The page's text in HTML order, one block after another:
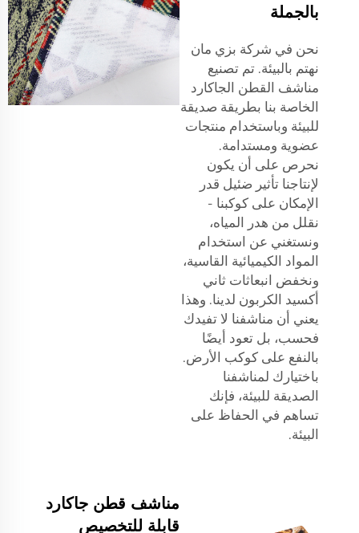
بالجملة
نحن في شركة بزي مان
نهتم بالبيئة. تم تصنيع
مناشف القطن الجاكارد
الخاصة بنا بطريقة صديقة
للبيئة وباستخدام منتجات
عضوية ومستدامة.
نحرص على أن يكون
لإنتاجنا تأثير ضئيل قدر
الإمكان على كوكبنا -
نقلل من هدر المياه،
ونستغني عن استخدام
المواد الكيميائية القاسية،
ونخفض انبعاثات ثاني
أكسيد الكربون لدينا. وهذا
يعني أن مناشفنا لا تفيدك
فحسب، بل تعود أيضًا
بالنفع على كوكب الأرض.
باختيارك لمناشفنا
الصديقة للبيئة، فإنك
تساهم في الحفاظ على
البيئة.
مناشف قطن جاكارد
قابلة للتخصيص